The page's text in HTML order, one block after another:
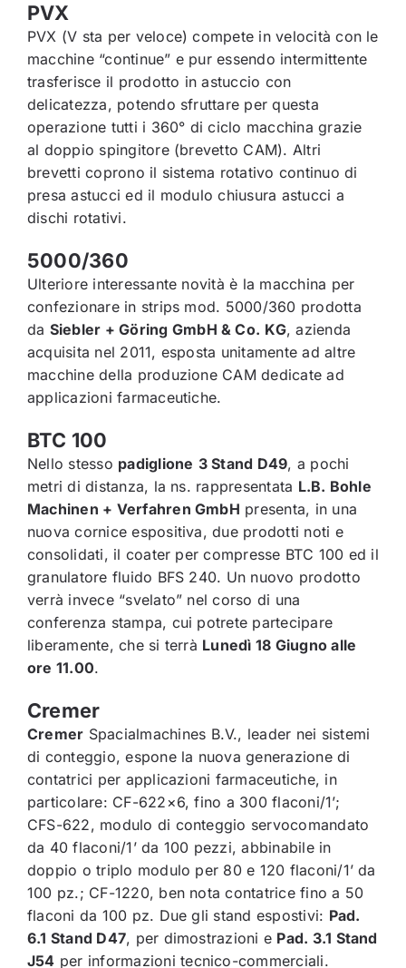
PVX
PVX (V sta per veloce) compete in velocità con le
macchine “continue” e pur essendo intermittente
trasferisce il prodotto in astuccio con
delicatezza, potendo sfruttare per questa
operazione tutti i 360° di ciclo macchina grazie
al doppio spingitore (brevetto CAM). Altri
brevetti coprono il sistema rotativo continuo di
presa astucci ed il modulo chiusura astucci a
dischi rotativi.
5000/360
Ulteriore interessante novità è la macchina per
confezionare in strips mod. 5000/360 prodotta
da Siebler + Göring GmbH & Co. KG, azienda
acquisita nel 2011, esposta unitamente ad altre
macchine della produzione CAM dedicate ad
applicazioni farmaceutiche.
BTC 100
Nello stesso padiglione 3 Stand D49, a pochi
metri di distanza, la ns. rappresentata L.B. Bohle
Machinen + Verfahren GmbH presenta, in una
nuova cornice espositiva, due prodotti noti e
consolidati, il coater per compresse BTC 100 ed il
granulatore fluido BFS 240. Un nuovo prodotto
verrà invece “svelato” nel corso di una
conferenza stampa, cui potrete partecipare
liberamente, che si terrà Lunedì 18 Giugno alle
ore 11.00.
Cremer
Cremer Spacialmachines B.V., leader nei sistemi
di conteggio, espone la nuova generazione di
contatrici per applicazioni farmaceutiche, in
particolare: CF-622×6, fino a 300 flaconi/1’;
CFS-622, modulo di conteggio servocomandato
da 40 flaconi/1’ da 100 pezzi, abbinabile in
doppio o triplo modulo per 80 e 120 flaconi/1’ da
100 pz.; CF-1220, ben nota contatrice fino a 50
flaconi da 100 pz. Due gli stand espostivi: Pad.
6.1 Stand D47, per dimostrazioni e Pad. 3.1 Stand
J54 per informazioni tecnico-commerciali.